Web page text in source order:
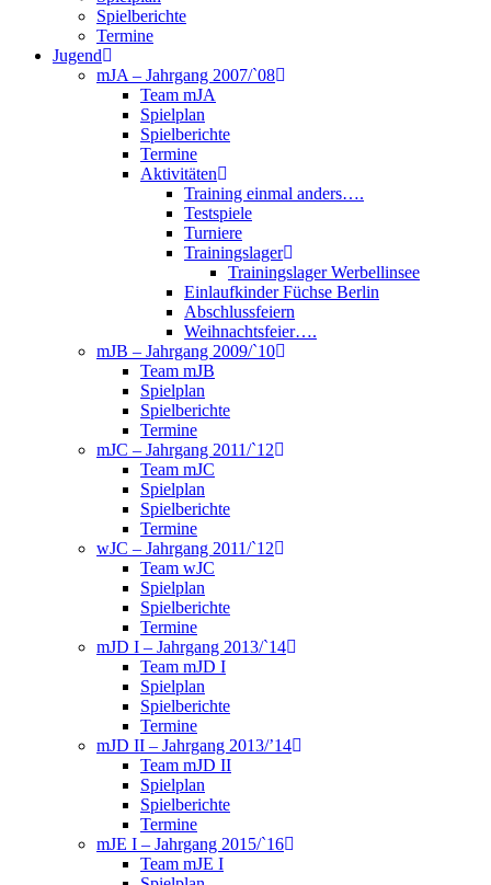
Spielberichte
Termine
Jugend
mJA – Jahrgang 2007/`08
Team mJA
Spielplan
Spielberichte
Termine
Aktivitäten
Training einmal anders….
Testspiele
Turniere
Trainingslager
Trainingslager Werbellinsee
Einlaufkinder Füchse Berlin
Abschlussfeiern
Weihnachtsfeier….
mJB – Jahrgang 2009/`10
Team mJB
Spielplan
Spielberichte
Termine
mJC – Jahrgang 2011/`12
Team mJC
Spielplan
Spielberichte
Termine
wJC – Jahrgang 2011/`12
Team wJC
Spielplan
Spielberichte
Termine
mJD I – Jahrgang 2013/`14
Team mJD I
Spielplan
Spielberichte
Termine
mJD II – Jahrgang 2013/’14
Team mJD II
Spielplan
Spielberichte
Termine
mJE I – Jahrgang 2015/`16
Team mJE I